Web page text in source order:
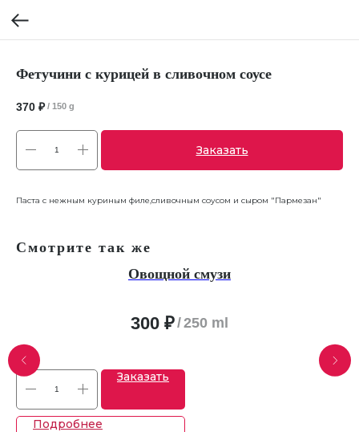
Фетучини с курицей в сливочном соусе
370 ₽ / 150 g
Заказать
Паста с нежным куриным филе,сливочным соусом и сыром "Пармезан"
Смотрите так же
Овощной смузи
300 ₽/250 ml
Заказать
Подробнее